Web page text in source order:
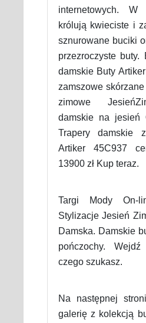
internetowych.
królują kwieciste i
sznurowane buciki
przezroczyste buty.
damskie Buty
zamszowe
zimowe
damskie na jesień
Trapery damskie
Artiker 45C937
13900 zł Kup teraz.
Targi Mody On-
Stylizacje Jesień
Damska. Damskie
pończochy.
czego szukasz.
Na następnej
galerię z kolekcją